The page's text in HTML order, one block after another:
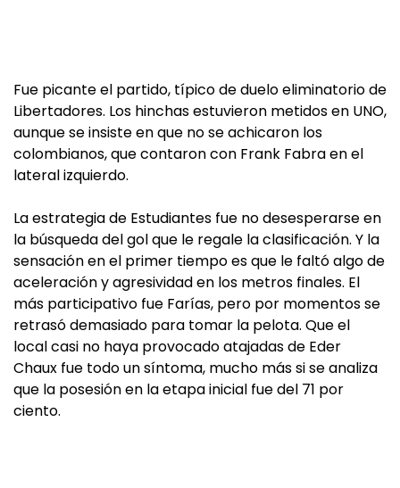
Fue picante el partido, típico de duelo eliminatorio de
Libertadores. Los hinchas estuvieron metidos en UNO,
aunque se insiste en que no se achicaron los
colombianos, que contaron con Frank Fabra en el
lateral izquierdo.
La estrategia de Estudiantes fue no desesperarse en
la búsqueda del gol que le regale la clasificación. Y la
sensación en el primer tiempo es que le faltó algo de
aceleración y agresividad en los metros finales. El
más participativo fue Farías, pero por momentos se
retrasó demasiado para tomar la pelota. Que el
local casi no haya provocado atajadas de Eder
Chaux fue todo un síntoma, mucho más si se analiza
que la posesión en la etapa inicial fue del 71 por
ciento.